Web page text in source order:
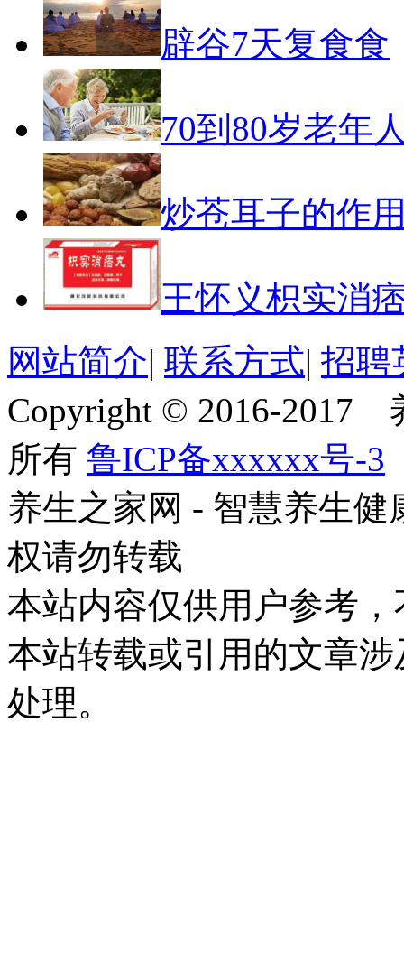
辟谷7天复食食
70到80岁老年
炒苍耳子的作
王怀义枳实消
网站简介| 联系方式| 招聘
Copyright © 2016-2017
所有 鲁ICP备xxxxxx号-3
养生之家网 - 智慧养生
权请勿转载
本站内容仅供用户参考
本站转载或引用的文章
处理。